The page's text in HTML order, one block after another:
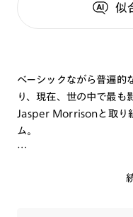
似
ベーシックながら普遍的
り、現在、世の中で最も
Jasper Morrisonと取り
ム。
イプからデザインをスタ